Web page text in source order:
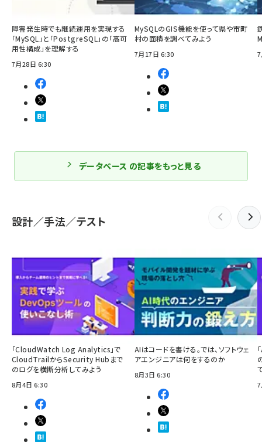
障害発生時でも継続運用を実現する
「MySQL」と「PostgreSQL」の「高可
用性構成」を理解する
7月28日 6:30
MySQLのGIS機能を使って県や市町
村の面積を調べてみよう
7月17日 6:30
データベース の記事をもっと見る
設計／手法／テスト
「CloudWatch Log Analytics」で
CloudTrailからSecurity Hubまで
のログを横断分析してみよう
8月4日 6:30
AIはコードを書ける。では、ソフトウェ
アエンジニアは何をするのか
8月3日 6:30